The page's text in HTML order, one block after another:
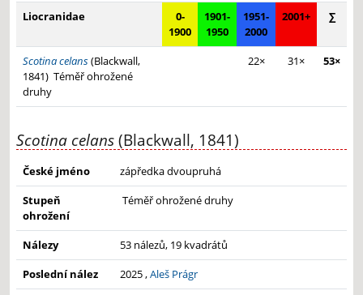
−
Liocranidae
0-
1900
1901-
1950
1951-
2000
2001+ ∑
Scotina celans(Blackwall,
1841) Téměř ohrožené
druhy
22× 31× 53×
Scotina celans(Blackwall, 1841)
České jméno
zápředka dvoupruhá
Stupeň
ohrožení
Téměř ohrožené druhy
Nálezy
53 nálezů, 19 kvadrátů
Poslední nález
2025 ,Aleš Prágr